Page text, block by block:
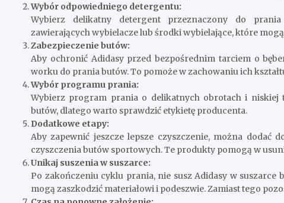
Wybór odpowiedniego detergentu:
Wybierz delikatny detergent przeznaczony do
zawierających wybielacze lub środki wybielające, które
Zabezpieczenie butów:
Aby ochronić Adidasy przed bezpośrednim tarciem o
worku do prania butów. To pomoże w zachowaniu ich
Wybór programu prania:
Wybierz program prania o delikatnych obrotach i niskiej
butów, dlatego warto sprawdzić etykietę producenta.
Dodatkowe etapy:
Aby zapewnić jeszcze lepsze czyszczenie, można dodać
czyszczenia butów sportowych. Te produkty pomogą w
Unikaj suszenia w suszarce:
Po zakończeniu cyklu prania, nie susz Adidasy w
mogą zaszkodzić materiałowi i podeszwie. Zamiast tego